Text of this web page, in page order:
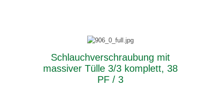
Schlauchverschraubung mit
massiver Tülle 3/3 komplett, 38
PF / 3